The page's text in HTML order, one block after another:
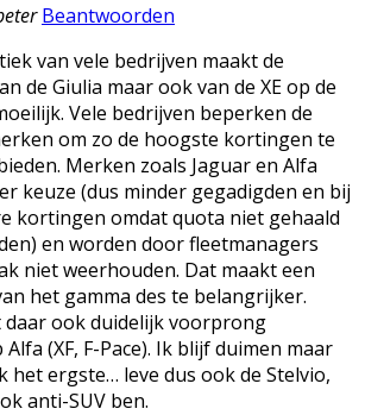
Beantwoorden
van vele bedrijven maakt de
de Giulia maar ook van de XE op de
Vele bedrijven beperken de
om zo de hoogste kortingen te
Merken zoals Jaguar en Alfa
keuze (dus minder gegadigden en bij
kortingen omdat quota niet gehaald
en worden door fleetmanagers
niet weerhouden. Dat maakt een
het gamma des te belangrijker.
daar ook duidelijk voorprong
(XF, F-Pace). Ik blijf duimen maar
het ergste… leve dus ook de Stelvio,
anti-SUV ben.